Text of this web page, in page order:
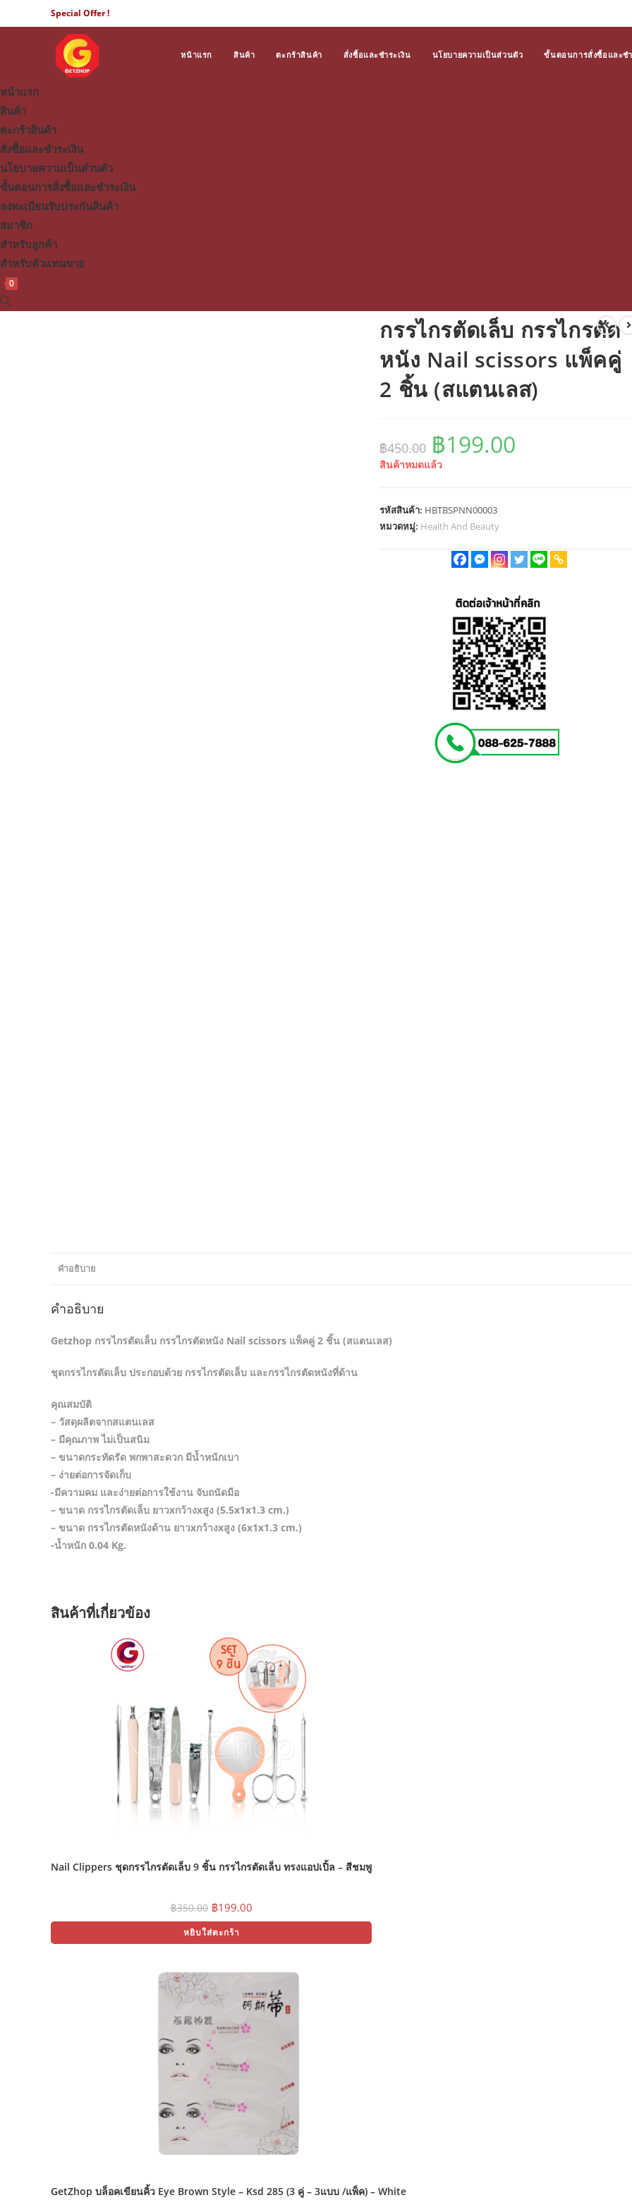
to
Special Offer !
หน้าแรก สินค้า ตะกร้าสินค้า สั่งซื้อและชำระเงิน นโยบายความเป็นส่วนตัว ขั้นตอนการสั่งซื้อและช
หน้าแรก
สินค้า
ตะกร้าสินค้า
สั่งซื้อและชำระเงิน
นโยบายความเป็นส่วนตัว
ขั้นตอนการสั่งซื้อและชำระเงิน
ลงทะเบียนรับประกันสินค้า
สมาชิก
สำหรับลูกค้า
สำหรับตัวแทนขาย
0
Toggle
กรรไกรตัดเล็บ กรรไกรตัด
หนัง Nail scissors แพ็คคู่
2 ชิ้น (สแตนเลส)
฿450.00 Original
price
฿450.00.
฿199.00
สินค้าหมดแล้ว
รหัสสินค้า: HBTBSPNN00003
หมวดหมู่: Health And Beauty
คำอธิบาย
คำอธิบาย
Getzhop กรรไกรตัดเล็บ กรรไกรตัดหนัง Nail scissors แพ็คคู่ 2 ชิ้น (สแตนเลส)
ชุดกรรไกรตัดเล็บ ประกอบด้วย กรรไกรตัดเล็บ และกรรไกรตัดหนังที่ด้าน
คุณสมบัติ
– วัสดุผลิตจากสแตนเลส
– มีคุณภาพ ไม่เป็นสนิม
– ขนาดกระทัดรัด พกพาสะดวก มีน้ำหนักเบา
– ง่ายต่อการจัดเก็บ
-มีความคม และง่ายต่อการใช้งาน จับถนัดมือ
– ขนาด กรรไกรตัดเล็บ ยาวxกว้างxสูง (5.5x1x1.3 cm.)
– ขนาด กรรไกรตัดหนังด้าน ยาวxกว้างxสูง (6x1x1.3 cm.)
-น้ำหนัก 0.04 Kg.
สินค้าที่เกี่ยวข้อง
Nail Clippers ชุดกรรไกรตัดเล็บ 9 ชิ้น กรรไกรตัดเล็บ ทรงแอปเปิ้ล – สีชมพู
฿350.00 Original
price
was:
฿350.00.
฿199.00Current
price
฿199.00.
หยิบใส่ตะกร้า
GetZhop บล็อคเขียนคิ้ว Eye Brown Style – Ksd 285 (3 คู่ – 3แบบ /แพ็ค) – White